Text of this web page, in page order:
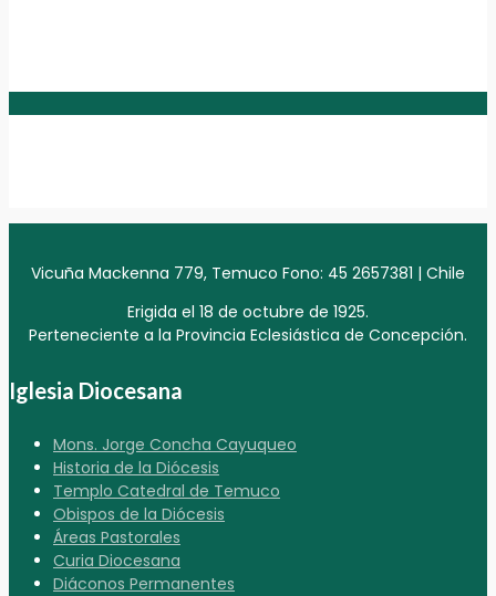
Vicuña Mackenna 779, Temuco Fono: 45 2657381 | Chile
Erigida el 18 de octubre de 1925.
Perteneciente a la Provincia Eclesiástica de Concepción.
Iglesia Diocesana
Mons. Jorge Concha Cayuqueo
Historia de la Diócesis
Templo Catedral de Temuco
Obispos de la Diócesis
Áreas Pastorales
Curia Diocesana
Diáconos Permanentes